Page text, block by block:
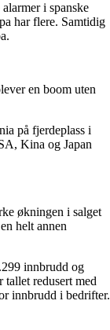
i spanske
har flere. Samtidig
en boom uten
på fjerdeplass i
Kina og Japan
økningen i salget
helt annen
innbrudd og
tallet redusert med
innbrudd i bedrifter.